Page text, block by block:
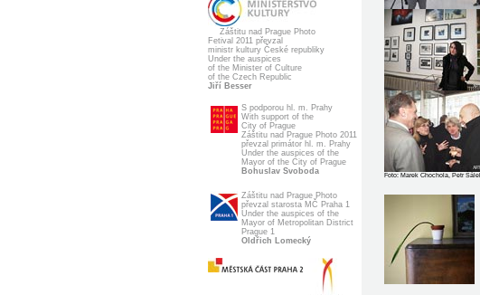
Záštitu nad Prague Photo
Fetival 2011 převzal
ministr kultury České republiky
Under the auspices
of the Minister of Culture
of the Czech Republic
Jiří Besser
S podporou hl. m. Prahy
With support of the
City of Prague
Záštitu nad Prague Photo 2011
převzal primátor hl. m. Prahy
Under the auspices of the
Mayor of the City of Prague
Bohuslav Svoboda
Záštitu nad Prague Photo
převzal starosta MČ Praha 1
Under the auspices of the
Mayor of Metropolitan District
Prague 1
Oldřich Lomecký
Foto: Marek Chochola, Petr